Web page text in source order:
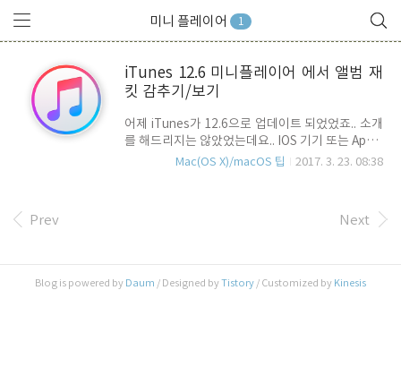
미니 플레이어 1
iTunes 12.6 미니플레이어 에서 앨범 재
킷 감추기/보기
어제 iTunes가 12.6으로 업데이트 되었었죠.. 소개
를 해드리지는 않았었는데요.. IOS 기기 또는 Apple
TV에서 대여한 영화를 다른 장치에서도 시청할 수
입니다. 오늘 확인을 해 보니, 이번 업데이트에서 미
니 플레이어와 관련되어 UI 변경 사항이 있어 간략
되었었는데요.. 12.6으로 업데이트 되면서 앨범 재
킷이 표시되지 않게 되었습니다. 대신, 위의 스샷에
Mac(OS X)/macOS 팁 2017. 3. 23. 08:38
Prev Next
Blog is powered by Daum / Designed byTistory / Customized by Kinesis